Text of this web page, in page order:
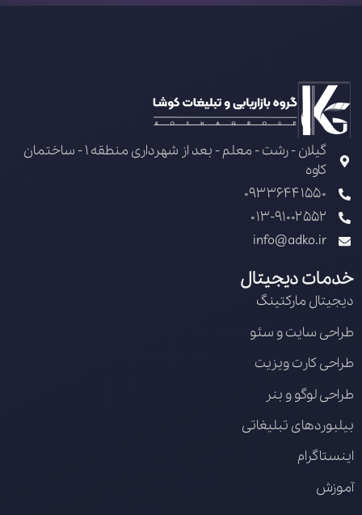
گیلان - رشت - معلم - بعد از شهرداری منطقه 1 - ساختمان
کاوه
09336441550
013-91002552
info@adko.ir
خدمات دیجیتال
دیجیتال مارکتینگ
طراحی سایت و سئو
طراحی کارت ویزیت
طراحی لوگو و بنر
بیلبوردهای تبلیغاتی
اینستاگرام
آموزش